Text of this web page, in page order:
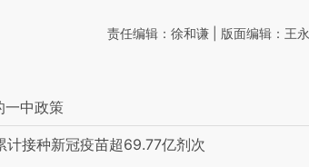
责任编辑：徐和谦 | 版面编辑：王永
一中政策
接种新冠疫苗超69.77亿剂次